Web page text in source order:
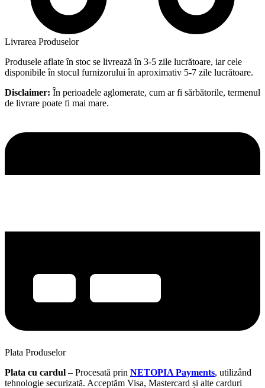
Livrarea Produselor
Produsele aflate în stoc se livrează în 3-5 zile lucrătoare, iar cele
disponibile în stocul furnizorului în aproximativ 5-7 zile lucrătoare.
Disclaimer: În perioadele aglomerate, cum ar fi sărbătorile, termenul
de livrare poate fi mai mare.
Plata Produselor
Plata cu cardul – Procesată prin NETOPIA Payments, utilizând
tehnologie securizată. Acceptăm Visa, Mastercard și alte carduri